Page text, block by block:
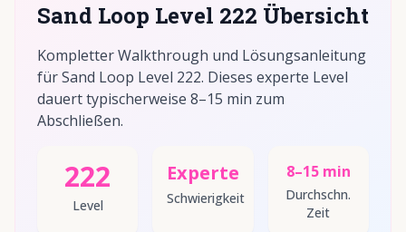
Sand Loop Level 222 Übersicht
Kompletter Walkthrough und Lösungsanleitung
für Sand Loop Level 222. Dieses experte Level
dauert typischerweise 8–15 min zum
Abschließen.
222
Level
Experte
Schwierigkeit
8–15 min
Durchschn.
Zeit